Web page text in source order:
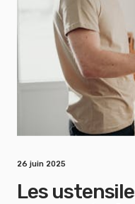
26 juin 2025
Les